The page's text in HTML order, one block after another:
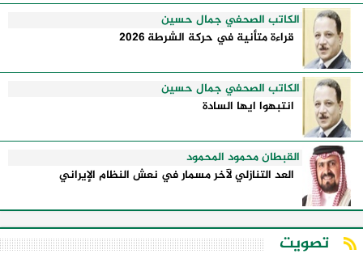
الكاتب الصحفي جمال حسين
قراءة متأنية في حركة الشرطة 2026
الكاتب الصحفي جمال حسين
انتبهوا ايها السادة
القبطان محمود المحمود
العد التنازلي لآخر مسمار في نعش النظام الإيراني
تصويت